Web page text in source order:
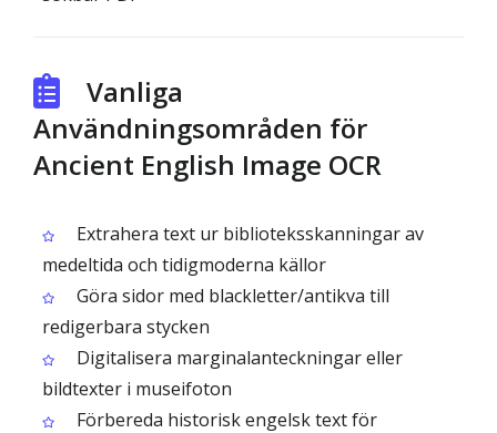
Vanliga
Användningsområden för
Ancient English Image OCR
Extrahera text ur biblioteksskanningar av
medeltida och tidigmoderna källor
Göra sidor med blackletter/antikva till
redigerbara stycken
Digitalisera marginalanteckningar eller
bildtexter i museifoton
Förbereda historisk engelsk text för